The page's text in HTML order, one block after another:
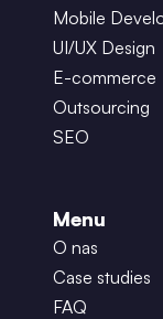
Mobile
UI/UX Design
E-commerce
Outsourcing
SEO
Menu
O nas
Case studies
FAQ